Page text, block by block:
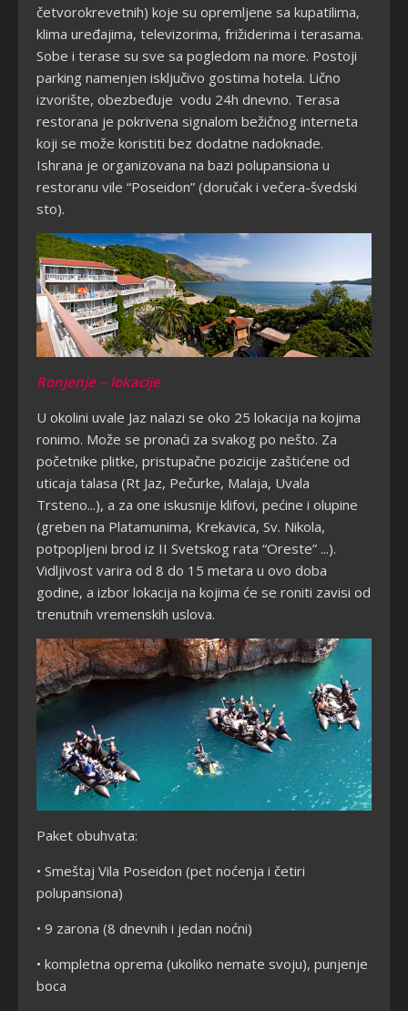
četvorokrevetnih) koje su opremljene sa kupatilima,
klima uređajima, televizorima, frižiderima i terasama.
Sobe i terase su sve sa pogledom na more. Postoji
parking namenjen isključivo gostima hotela. Lično
izvorište, obezbeđuje vodu 24h dnevno. Terasa
restorana je pokrivena signalom bežičnog interneta
koji se može koristiti bez dodatne nadoknade.
Ishrana je organizovana na bazi polupansiona u
restoranu vile “Poseidon” (doručak i večera-švedski
sto).
Ronjenje – lokacije
U okolini uvale Jaz nalazi se oko 25 lokacija na kojima
ronimo. Može se pronaći za svakog po nešto. Za
početnike plitke, pristupačne pozicije zaštićene od
uticaja talasa (Rt Jaz, Pečurke, Malaja, Uvala
Trsteno...), a za one iskusnije klifovi, pećine i olupine
(greben na Platamunima, Krekavica, Sv. Nikola,
potpopljeni brod iz II Svetskog rata “Oreste” ...).
Vidljivost varira od 8 do 15 metara u ovo doba
godine, a izbor lokacija na kojima će se roniti zavisi od
trenutnih vremenskih uslova.
Paket obuhvata:
• Smeštaj Vila Poseidon (pet noćenja i četiri
polupansiona)
• 9 zarona (8 dnevnih i jedan noćni)
• kompletna oprema (ukoliko nemate svoju), punjenje
boca